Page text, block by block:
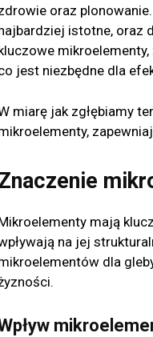
oraz
istotne, oraz
jest niezbędne dla
miarę jak zgłębiamy
mają
na jej
dla